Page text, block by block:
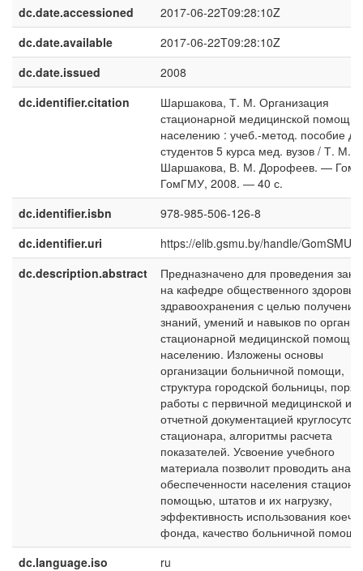
dc.date.accessioned
2017-06-22T09:28:10Z
dc.date.available
2017-06-22T09:28:10Z
dc.date.issued
2008
dc.identifier.citation
Шаршакова, Т. М. Организация
стационарной медицинской помощи
населению : учеб.-метод. пособие
студентов 5 курса мед. вузов / Т. М.
Шаршакова, В. М. Дорофеев. —
ГомГМУ, 2008. ― 40 с.
dc.identifier.isbn
978-985-506-126-8
dc.identifier.uri
https://elib.gsmu.by/handle/GomSMU/
dc.description.abstract
Предназначено для проведения
на кафедре общественного
здравоохранения с целью получения
знаний, умений и навыков по
стационарной медицинской помощи
населению. Изложены основы
организации больничной помощи,
структура городской больницы,
работы с первичной медицинской и
отчетной документацией
стационара, алгоритмы расчета
показателей. Усвоение учебного
материала позволит проводить
обеспеченности населения
помощью, штатов и их нагрузку,
эффективность использования
фонда, качество больничной
dc.language.iso
ru